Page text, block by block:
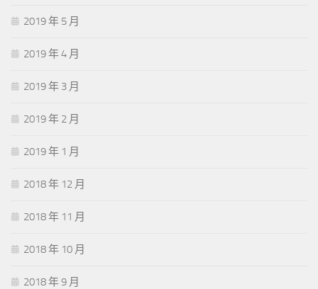
2019 年 5 月
2019 年 4 月
2019 年 3 月
2019 年 2 月
2019 年 1 月
2018 年 12 月
2018 年 11 月
2018 年 10 月
2018 年 9 月